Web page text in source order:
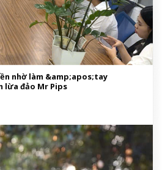
nhờ làm &amp;apos;tay
lừa đảo Mr Pips